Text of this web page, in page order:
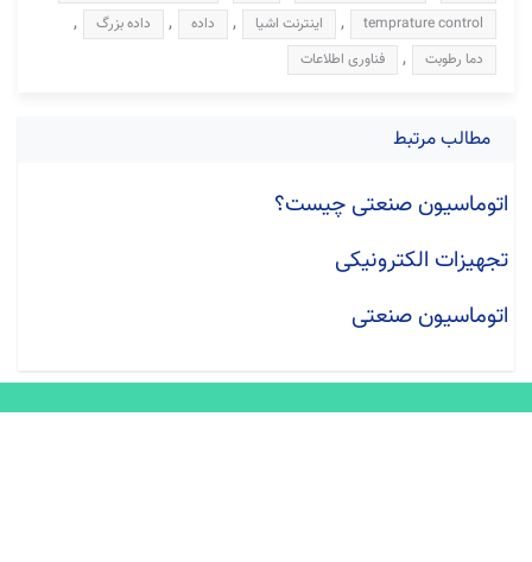
temprature control
, اینترنت اشیا , داده , داده بزرگ ,
دما رطوبت , فناوری اطلاعات
مطالب مرتبط
اتوماسیون صنعتی چیست؟
تجهیزات الکترونیکی
اتوماسیون صنعتی